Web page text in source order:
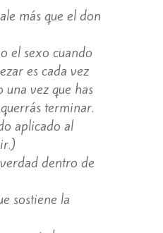
más que el don
el sexo cuando
es cada vez
vez que has
terminar.
aplicado al
dentro de
sostiene la